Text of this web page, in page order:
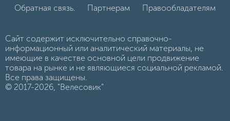
Обратная связь. Партнерам Правообладателям
Сайт содержит исключительно справочно-
информационный или аналитический материалы, не
имеющие в качестве основной цели продвижение
товара на рынке и не являющиеся социальной рекламой.
Все права защищены.
© 2017-2026, "Велесовик"